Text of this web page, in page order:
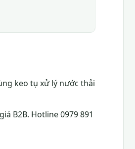
keo tụ xử lý nước thải
B2B. Hotline 0979 891